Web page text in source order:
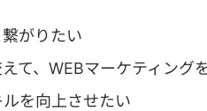
がりたい
て、WEBマーケティング
を向上させたい